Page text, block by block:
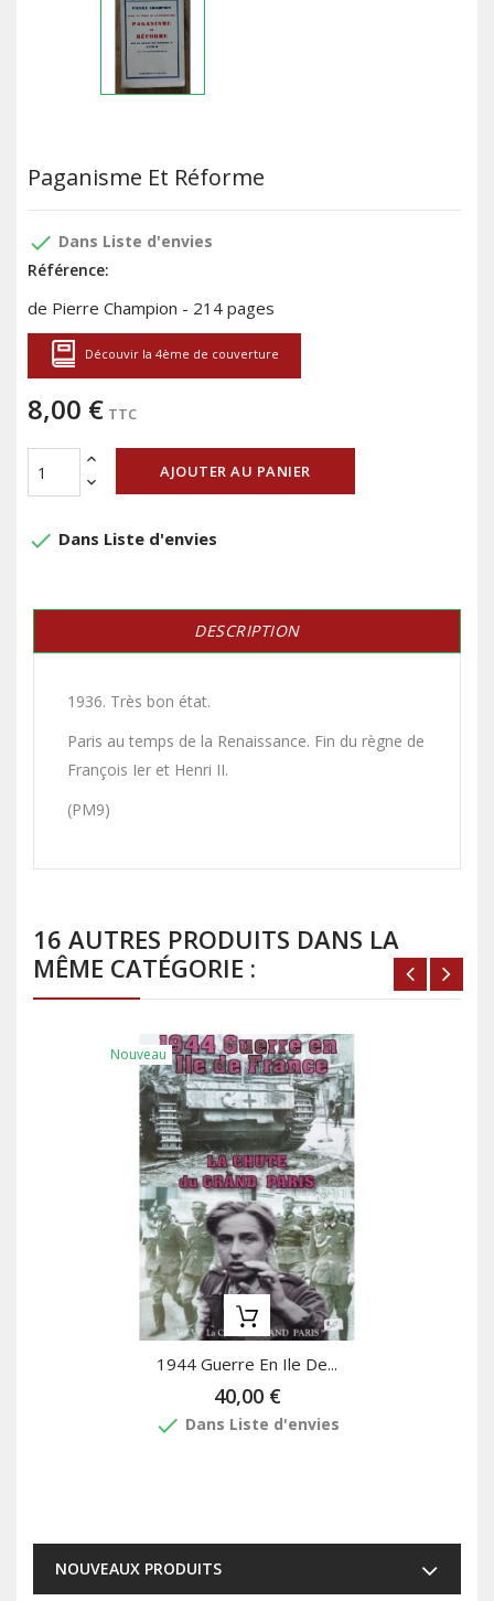
Paganisme Et Réforme
done Dans Liste d'envies
Référence:
de Pierre Champion - 214 pages
Découvir la 4ème de couverture
8,00 € TTC
AJOUTER AU PANIER
done Dans Liste d'envies
DESCRIPTION
1936. Très bon état.
Paris au temps de la Renaissance. Fin du règne de
François Ier et Henri II.
(PM9)
16 AUTRES PRODUITS DANS LA
MÊME CATÉGORIE :
Nouveau
1944 Guerre En Ile De...
40,00 €
done Dans Liste d'envies
NOUVEAUX PRODUITS